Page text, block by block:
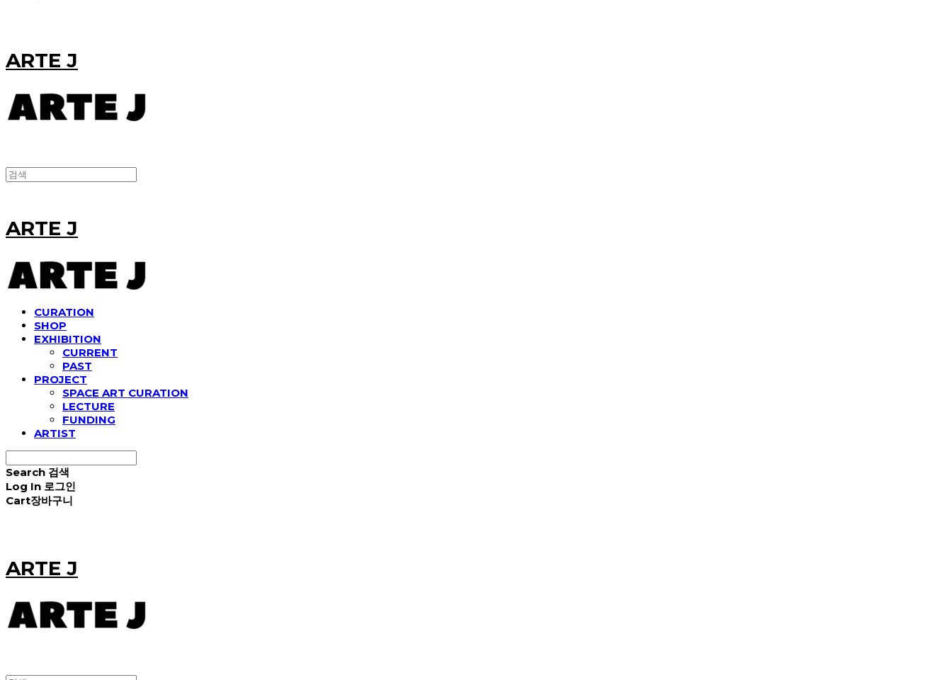
ARTE J
ARTE J
CURATION
SHOP
EXHIBITION
CURRENT
PAST
PROJECT
SPACE ART CURATION
LECTURE
FUNDING
ARTIST
Search 검색
Log In 로그인
Cart장바구니
ARTE J